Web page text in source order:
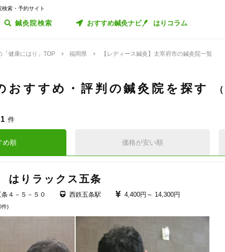
索・予約サイト
鍼灸院検索 おすすめ鍼灸ナビ はりコラム
「健康にはり」TOP 福岡県 【レディース鍼灸】太宰府市の鍼灸院一覧
おすすめ・評判の鍼灸院を探す
1 件
め順 価格が安い順
はりラックス五条
４－５－５０ 西鉄五条駅 4,400円～ 14,300円
件)